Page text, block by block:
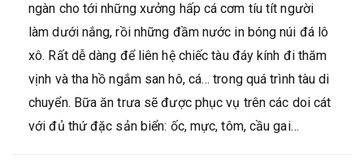
ngàn cho tới những xưởng hấp cá cơm tíu tít người
làm dưới nắng, rồi những đầm nước in bóng núi đá lô
xô. Rất dễ dàng để liên hệ chiếc tàu đáy kính đi thăm
vịnh và tha hồ ngắm san hô, cá… trong quá trình tàu di
chuyển. Bữa ăn trưa sẽ được phục vụ trên các doi cát
với đủ thứ đặc sản biển: ốc, mực, tôm, cầu gai…